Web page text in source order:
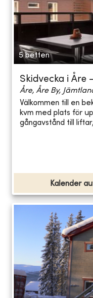
5 betten
Skidvecka i Åre
Åre, Åre By,
Välkommen till en
kvm med plats för
gångavstånd till
Kalender